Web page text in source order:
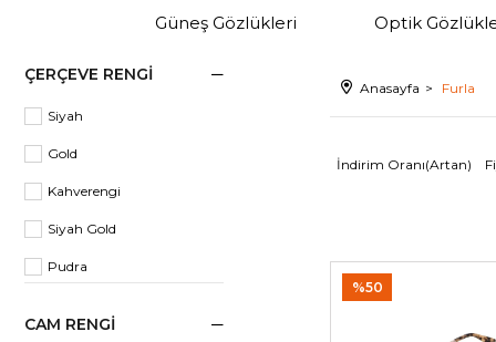
Güneş Gözlükleri Optik
ÇERÇEVE RENGI
Siyah
Gold
Kahverengi
Siyah Gold
Pudra
CAM RENGI
Anasayfa Furla
İndirim Oranı(Artan)
%50